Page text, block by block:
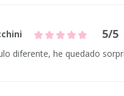
5/5
diferente, he quedado